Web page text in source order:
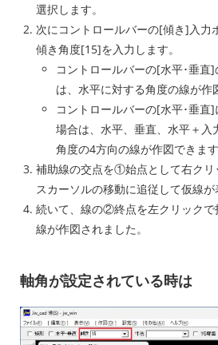
選択します。
次にコントロールバーの[傾き]入力
傾き角度[15]を入力します。
コントロールバーの[水平･垂直
は、水平に対する角度の線が作
コントロールバーの[水平･垂直
場合は、水平、垂直、水平＋入
角度の4方向の線が作図できます
補助線の交点を①始点として右クリ
スカーソルの移動に追従して仮線が
続いて、線の②終点を左クリックで
線が作図されました。
軸角が設定されている時は